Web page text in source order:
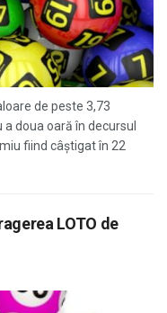
de peste 3,73
doua oară în decursul
fiind câştigat în 22
LOTO de